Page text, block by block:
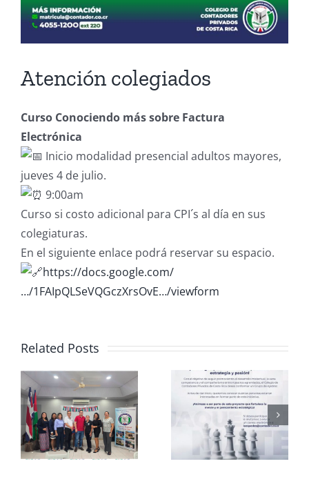
Atención colegiados
Curso Conociendo más sobre Factura
Electrónica
Inicio modalidad presencial adultos mayores,
jueves 4 de julio.
9:00am
Curso si costo adicional para CPI´s al día en sus
colegiaturas.
En el siguiente enlace podrá reservar su espacio.
https://docs.google.com/
…/1FAIpQLSeVQGczXrsOvE…/viewform
Related Posts
Club de
Ajedrez
CCPCR
Informa